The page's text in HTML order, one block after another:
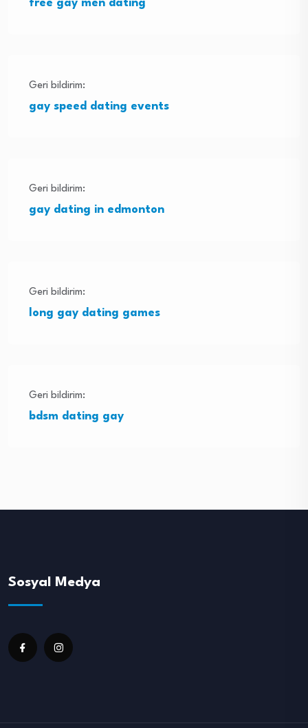
free gay men dating
Geri bildirim:
gay speed dating events
Geri bildirim:
gay dating in edmonton
Geri bildirim:
long gay dating games
Geri bildirim:
bdsm dating gay
Sosyal Medya